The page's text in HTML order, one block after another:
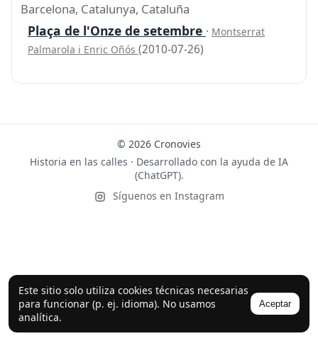
Este sitio solo utiliza cookies técnicas necesarias
para funcionar (p. ej. idioma). No usamos
analítica.
Aceptar
Barcelona, Catalunya, Cataluña
Plaça de l'Onze de setembre · Montserrat
Palmarola i Enric Oñós (2010-07-26)
© 2026 Cronovies
Historia en las calles · Desarrollado con la ayuda de IA
(ChatGPT).
Síguenos en Instagram